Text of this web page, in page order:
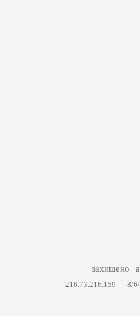
захищено
216.73.216.159 — 8/